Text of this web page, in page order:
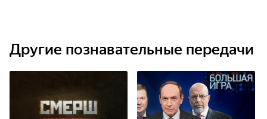
Другие познавательные передачи